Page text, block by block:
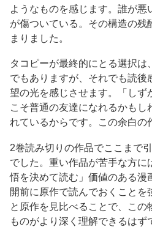
ようなものを感じます。誰が悪
が傷ついている。その構造の残
まりました。
タコピーが最終的にとる選択
でもありますが、それでも読後
望の光を感じさせます。「しず
こそ普通の友達になれるかもし
れているからです。この余白の
2巻読み切りの作品でここまで
でした。重い作品が苦手な方に
悟を決めて読む」価値のある漫
開前に原作で読んでおくこと
と原作を見比べることで、この
ものがより深く理解できるはず